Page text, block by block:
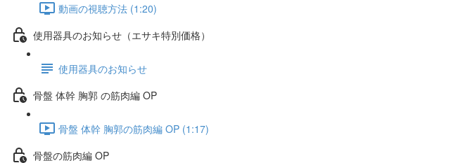
動画の視聴方法 (1:20)
使用器具のお知らせ（エサキ特別価格）
使用器具のお知らせ
骨盤 体幹 胸郭 の筋肉編 OP
骨盤 体幹 胸郭の筋肉編 OP (1:17)
骨盤の筋肉編 OP